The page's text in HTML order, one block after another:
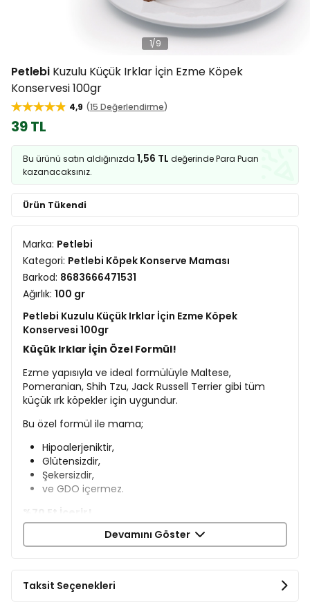
1/9
Petlebi Kuzulu Küçük Irklar İçin Ezme Köpek
Konservesi 100gr
4,9 15 Değerlendirme
39 TL
Bu ürünü satın aldığınızda 1,56 TL değerinde Para Puan
kazanacaksınız.
Ürün Tükendi
Marka: Petlebi
Kategori: Petlebi Köpek Konserve Maması
Barkod: 8683666471531
Ağırlık: 100 gr
Petlebi Kuzulu Küçük Irklar İçin Ezme Köpek
Konservesi 100gr
Küçük Irklar İçin Özel Formül!
Ezme yapısıyla ve ideal formülüyle Maltese,
Pomeranian, Shih Tzu, Jack Russell Terrier gibi tüm
küçük ırk köpekler için uygundur.
Bu özel formül ile mama;
Hipoalerjeniktir,
Glütensizdir,
Şekersizdir,
ve GDO içermez.
%70 Et İçerir!
Özel olarak hazırlanan ve %70 et içeren formülüyle
besleyici bir yaş mamadır.
Devamını Göster
Taksit Seçenekleri